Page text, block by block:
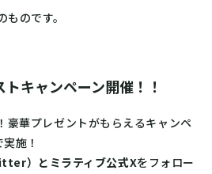
のです。
キャンペーン開催！！
華プレゼントがもらえるキャンペ
施！
）とミラティブ公式Xをフォロー